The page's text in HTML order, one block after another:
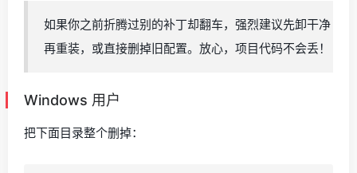
如果你之前折腾过别的补丁却翻车，强烈建议先卸干净
再重装，或直接删掉旧配置。放心，项目代码不会丢！
Windows 用户
把下面目录整个删掉：